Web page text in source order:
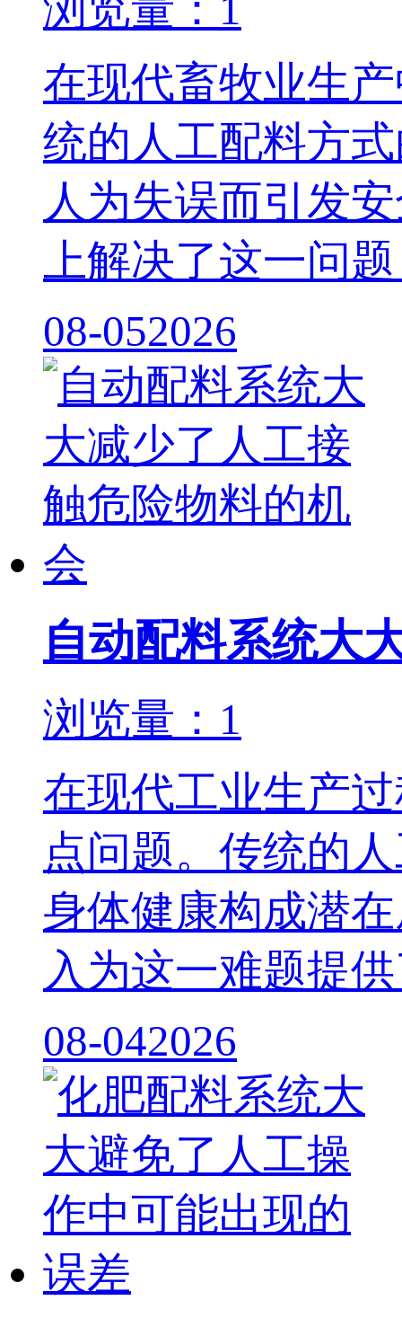
在现代畜牧业生
统的人工配料方
人为失误而引发
上解决了这一问
08-052026
自动配料系统大
浏览量：1
在现代工业生产
点问题。传统的
身体健康构成潜
入为这一难题提
08-042026